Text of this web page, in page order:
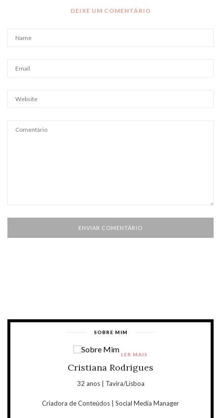
DEIXE UM COMENTÁRIO
SOBRE MIM
Cristiana Rodrigues
32 anos | Tavira/Lisboa
Criadora de Conteúdos | Social Media Manager
LER MAIS